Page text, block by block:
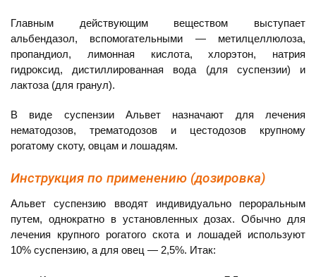
Главным действующим веществом выступает
альбендазол, вспомогательными — метилцеллюлоза,
пропандиол, лимонная кислота, хлорэтон, натрия
гидроксид, дистиллированная вода (для суспензии) и
лактоза (для гранул).
В виде суспензии Альвет назначают для лечения
нематодозов, трематодозов и цестодозов крупному
рогатому скоту, овцам и лошадям.
Инструкция по применению (дозировка)
Альвет суспензию вводят индивидуально пероральным
путем, однократно в установленных дозах. Обычно для
лечения крупного рогатого скота и лошадей используют
10% суспензию, а для овец — 2,5%. Итак: